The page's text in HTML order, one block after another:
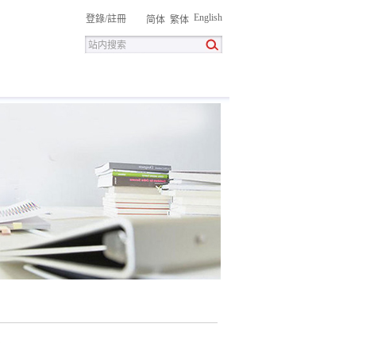
登錄/註冊 简体 繁体 English